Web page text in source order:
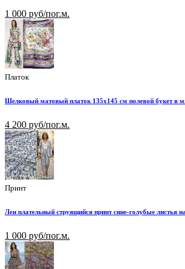
1 000 руб/пог.м.
Платок
Шелковый матовый платок 135х145 см полевой букет в
4 200 руб/пог.м.
Принт
Лен плательный струящийся принт сине-голубые листья
1 000 руб/пог.м.